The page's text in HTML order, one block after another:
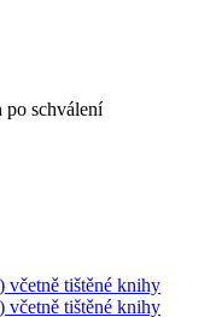
po schválení